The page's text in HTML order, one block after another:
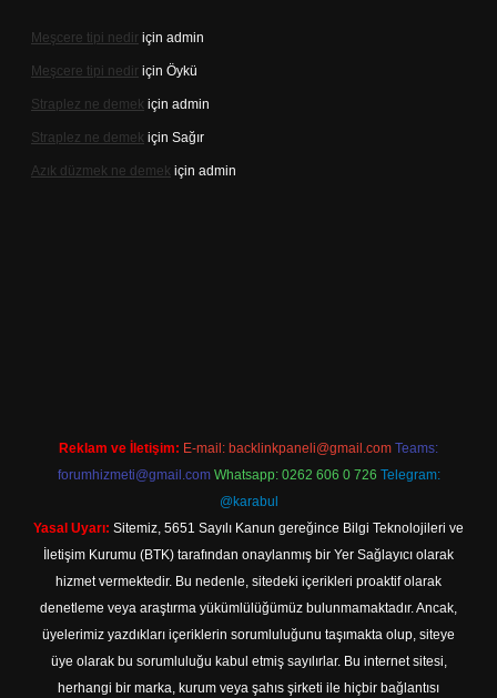
Meşcere tipi nedir için admin
Meşcere tipi nedir için Öykü
Straplez ne demek için admin
Straplez ne demek için Sağır
Azık düzmek ne demek için admin
Reklam ve İletişim: E-mail: backlinkpaneli@gmail.com Teams:
forumhizmeti@gmail.com Whatsapp: 0262 606 0 726 Telegram:
@karabul
Yasal Uyarı: Sitemiz, 5651 Sayılı Kanun gereğince Bilgi Teknolojileri ve
İletişim Kurumu (BTK) tarafından onaylanmış bir Yer Sağlayıcı olarak
hizmet vermektedir. Bu nedenle, sitedeki içerikleri proaktif olarak
denetleme veya araştırma yükümlülüğümüz bulunmamaktadır. Ancak,
üyelerimiz yazdıkları içeriklerin sorumluluğunu taşımakta olup, siteye
üye olarak bu sorumluluğu kabul etmiş sayılırlar. Bu internet sitesi,
herhangi bir marka, kurum veya şahıs şirketi ile hiçbir bağlantısı